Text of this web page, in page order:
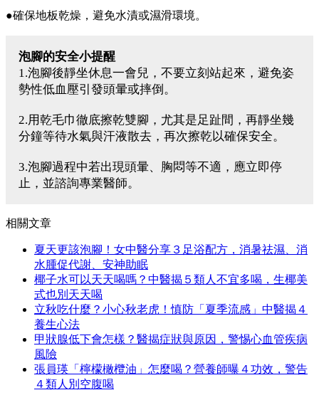
●確保地板乾燥，避免水漬或濕滑環境。
泡腳的安全小提醒
1.泡腳後靜坐休息一會兒，不要立刻站起來，避免姿
勢性低血壓引發頭暈或摔倒。
2.用乾毛巾徹底擦乾雙腳，尤其是足趾間，再靜坐幾
分鐘等待水氣與汗液散去，再次擦乾以確保安全。
3.泡腳過程中若出現頭暈、胸悶等不適，應立即停
止，並諮詢專業醫師。
相關文章
夏天更該泡腳！女中醫分享３足浴配方，消暑祛濕、消
水腫促代謝、安神助眠
椰子水可以天天喝嗎？中醫揭５類人不宜多喝，生椰美
式也別天天喝
立秋吃什麼？小心秋老虎！慎防「夏季流感」中醫揭４
養生心法
甲狀腺低下會怎樣？醫揭症狀與原因，警惕心血管疾病
風險
張員瑛「檸檬橄欖油」怎麼喝？營養師曝４功效，警告
４類人別空腹喝